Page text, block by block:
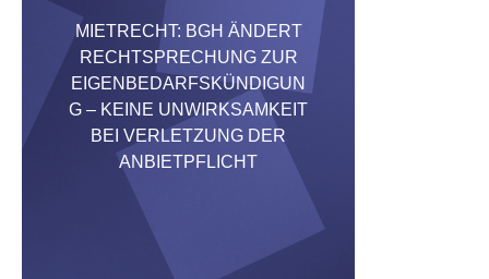
MIETRECHT: BGH ÄNDERT
RECHTSPRECHUNG ZUR
EIGENBEDARFSKÜNDIGUN
G – KEINE UNWIRKSAMKEIT
BEI VERLETZUNG DER
ANBIETPFLICHT